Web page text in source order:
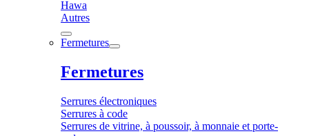
Hawa
Autres
Fermetures
Fermetures
Serrures électroniques
Serrures à code
Serrures de vitrine, à poussoir, à monnaie et porte-